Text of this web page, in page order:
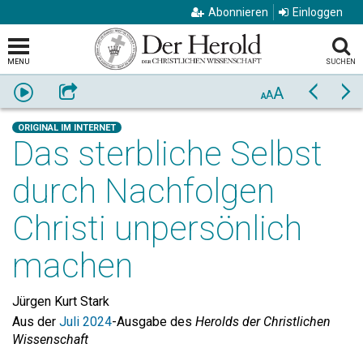
Abonnieren Einloggen
MENU SUCHEN
AnhörenWeiterempfehlen AAA Zurück
ORIGINAL IM INTERNET
Das sterbliche Selbst
durch Nachfolgen
Christi unpersönlich
machen
Jürgen Kurt Stark
Aus der Juli 2024-Ausgabe des Herolds der Christlichen
Wissenschaft